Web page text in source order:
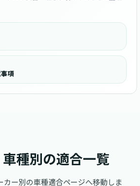
項
種別の適合一覧
カー別の車種適合ページへ移動しま